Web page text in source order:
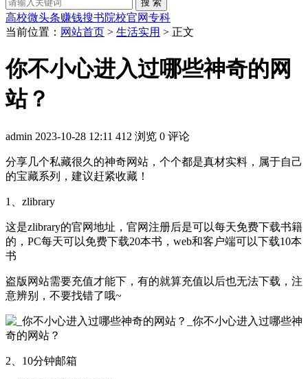
高校微头条赚钱搜书院校官网专科
当前位置： 网站首页 > 生活实用 > 正文
你不小心进入过哪些神奇的网
站？
admin 2023-10-28 12:11 412 浏览 0 评论
分享几个私藏很久的神奇网站，个个都是真材实料，属于自己
的宝藏系列，建议赶紧收藏！
1、zlibrary
这是zlibrary的官网地址，官网注册后是可以每天免费下载书籍
的，PC每天可以免费下载20本书，web和客户端可以下载10本
书
盗版网站需要充值才能下，有的就算充值以后也无法下载，注
意辨别，不要找错了哦~
2、10分钟邮箱